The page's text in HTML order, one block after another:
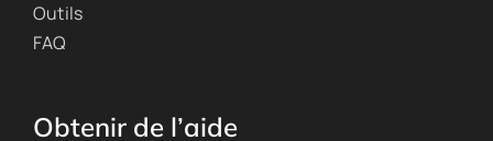
Outils
FAQ
Obtenir de l’aide